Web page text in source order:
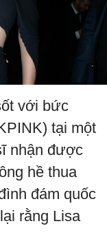
với bức
tại một
nhận được
hề thua
đám quốc
rằng Lisa